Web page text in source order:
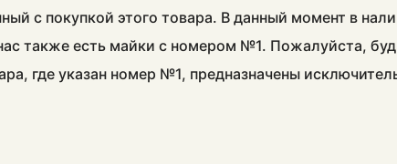
с покупкой этого товара. В данный момент в
также есть майки с номером №1. Пожалуйста,
где указан номер №1, предназначены